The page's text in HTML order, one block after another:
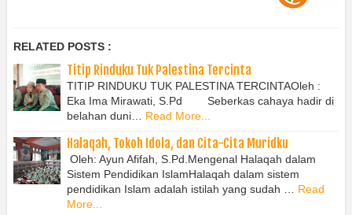
RELATED POSTS :
Titip Rinduku Tuk Palestina Tercinta
TITIP RINDUKU TUK PALESTINA TERCINTAOleh :
Eka Ima Mirawati, S.Pd Seberkas cahaya hadir di
belahan duni… Read More...
Halaqah, Tokoh Idola, dan Cita-Cita Muridku
Oleh: Ayun Afifah, S.Pd.Mengenal Halaqah dalam
Sistem Pendidikan IslamHalaqah dalam sistem
pendidikan Islam adalah istilah yang sudah …
Read
More...